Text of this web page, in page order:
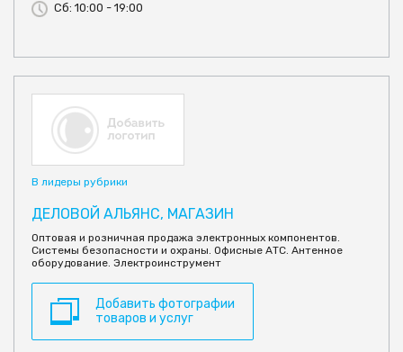
Сб: 10:00 - 19:00
В лидеры рубрики
ДЕЛОВОЙ АЛЬЯНС, МАГАЗИН
Оптовая и розничная продажа электронных компонентов.
Системы безопасности и охраны. Офисные АТС. Антенное
оборудование. Электроинструмент
Добавить фотографии
товаров и услуг